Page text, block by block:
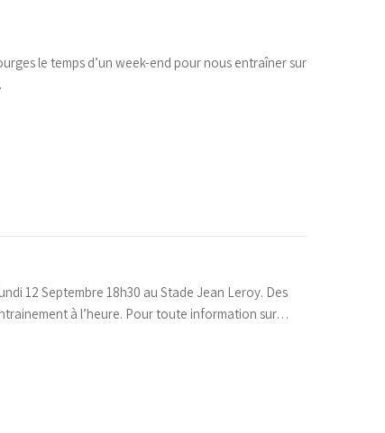
le temps d’un week-end pour nous entraîner sur
12 Septembre 18h30 au Stade Jean Leroy. Des
à l’heure. Pour toute information sur…